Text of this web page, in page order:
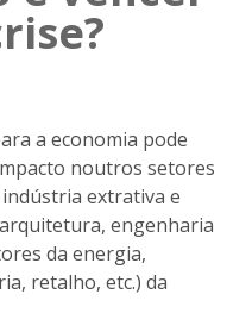
a economia pode
noutros setores
extrativa e
engenharia
da energia,
retalho, etc.) da